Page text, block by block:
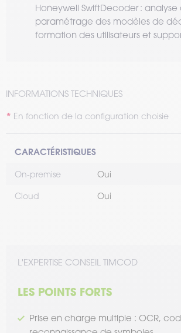
Honeywell SwiftDecoder : analyse
paramétrage des modèles de
formation des utilisateurs et
INFORMATIONS TECHNIQUES
En fonction de la configuration choisie
CARACTÉRISTIQUES
On-premise Oui
Cloud Oui
L'EXPERTISE CONSEIL TIMCOD
LES POINTS FORTS
Prise en charge multiple : OCR,